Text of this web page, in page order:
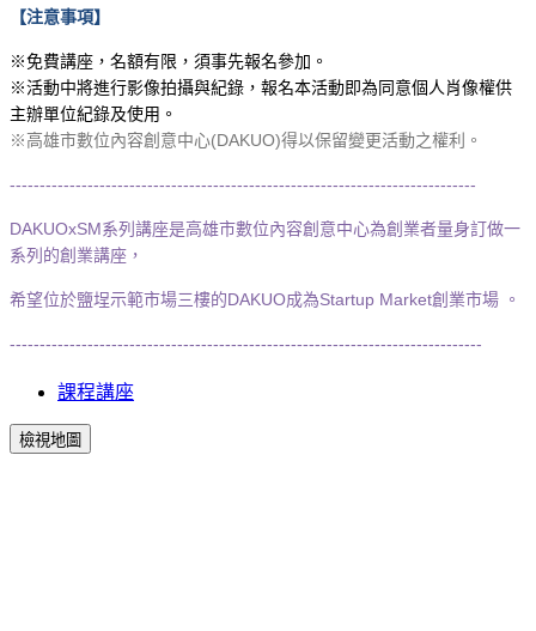
【注意事項】
※免費講座，名額有限，須事先報名參加。
※活動中將進行影像拍攝與紀錄，報名本活動即為同意個人肖像權供
主辦單位紀錄及使用。
※高雄市數位內容創意中心(DAKUO)得以保留變更活動之權利。
------------------------------------------------------------------------------
DAKUOxSM系列講座是高雄市數位內容創意中心為創業者量身訂做一
系列的創業講座，
希望位於鹽埕示範市場三樓的DAKUO成為Startup Market創業市場 。
-------------------------------------------------------------------------------
課程講座
檢視地圖